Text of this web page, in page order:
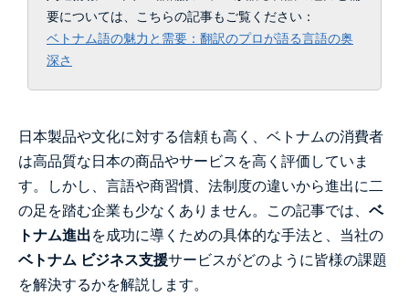
要については、こちらの記事もご覧ください：
ベトナム語の魅力と需要：翻訳のプロが語る言語の奥
深さ
日本製品や文化に対する信頼も高く、ベトナムの消費者
は高品質な日本の商品やサービスを高く評価していま
す。しかし、言語や商習慣、法制度の違いから進出に二
の足を踏む企業も少なくありません。この記事では、 ベ
トナム進出を成功に導くための具体的な手法と、当社の
ベトナム ビジネス支援サービスがどのように皆様の課題
を解決するかを解説します。